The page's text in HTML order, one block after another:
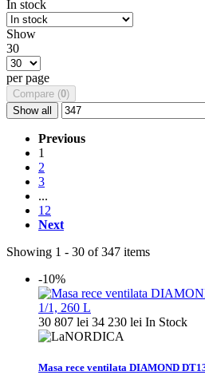
In stock
Show
30
per page
Compare (0)
Show all
Previous
1
2
3
...
12
Next
Showing 1 - 30 of 347 items
-10%
30 807 lei 34 230 lei In Stock
Masa rece ventilata DIAMOND